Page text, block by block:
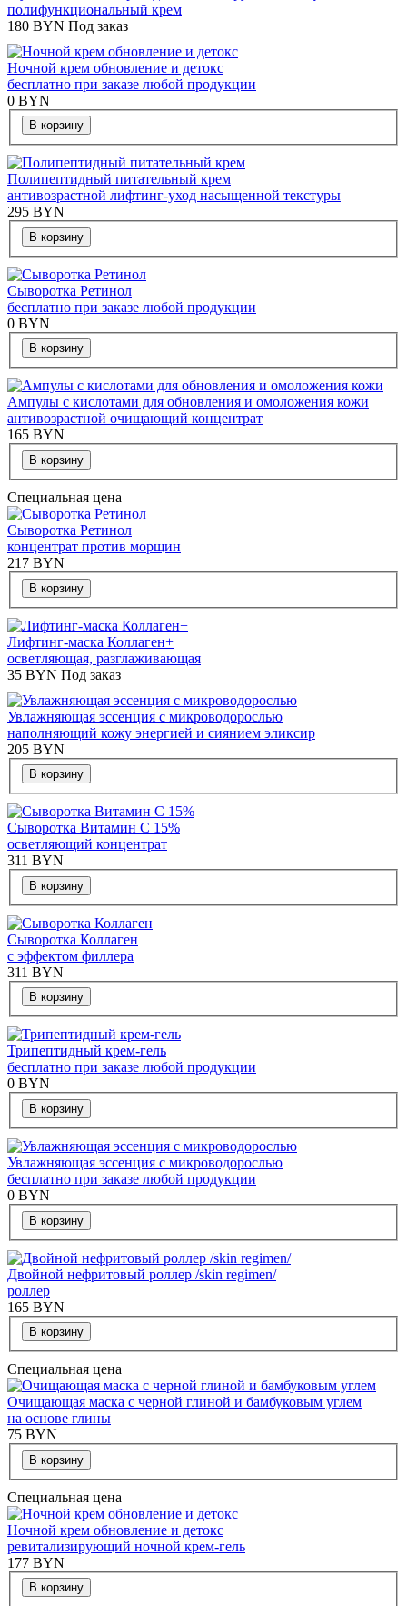
полифункциональный крем
180 BYN Под заказ
Ночной крем обновление и детокс
бесплатно при заказе любой продукции
0 BYN
В корзину
Полипептидный питательный крем
антивозрастной лифтинг-уход насыщенной текстуры
295 BYN
В корзину
Сыворотка Ретинол
бесплатно при заказе любой продукции
0 BYN
В корзину
Ампулы с кислотами для обновления и омоложения кожи
антивозрастной очищающий концентрат
165 BYN
В корзину
Специальная цена
Сыворотка Ретинол
концентрат против морщин
217 BYN
В корзину
Лифтинг-маска Коллаген+
осветляющая, разглаживающая
35 BYN Под заказ
Увлажняющая эссенция с микроводорослью
наполняющий кожу энергией и сиянием эликсир
205 BYN
В корзину
Сыворотка Витамин С 15%
осветляющий концентрат
311 BYN
В корзину
Сыворотка Коллаген
с эффектом филлера
311 BYN
В корзину
Трипептидный крем-гель
бесплатно при заказе любой продукции
0 BYN
В корзину
Увлажняющая эссенция с микроводорослью
бесплатно при заказе любой продукции
0 BYN
В корзину
Двойной нефритовый роллер /skin regimen/
роллер
165 BYN
В корзину
Специальная цена
Очищающая маска с черной глиной и бамбуковым углем
на основе глины
75 BYN
В корзину
Специальная цена
Ночной крем обновление и детокс
ревитализирующий ночной крем-гель
177 BYN
В корзину